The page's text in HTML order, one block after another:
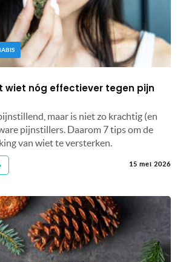
wiet nóg effectiever tegen pijn
maar is niet zo krachtig (en
pijnstillers. Daarom 7 tips om de
van wiet te versterken.
15 mei 2026